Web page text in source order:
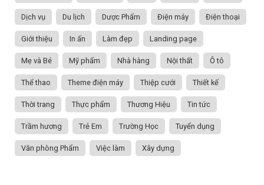
Dịch vụ Du lịch Dược Phẩm Điện máy Điện thoại
Giới thiệu In ấn Làm đẹp Landing page
Mẹ và Bé Mỹ phẩm Nhà hàng Nội thất Ô tô
Thể thao Theme điện máy Thiệp cưới Thiết kế
Thời trang Thực phẩm Thương Hiệu Tin tức
Trầm hương Trẻ Em Trường Học Tuyển dụng
Văn phòng Phẩm Việc làm Xây dựng